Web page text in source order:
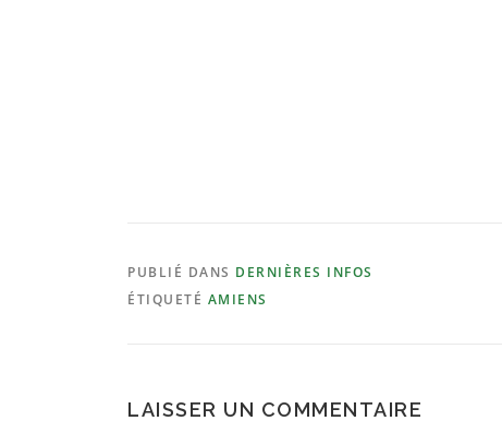
PUBLIÉ DANS DERNIÈRES INFOS
ÉTIQUETÉ AMIENS
LAISSER UN COMMENTAIRE